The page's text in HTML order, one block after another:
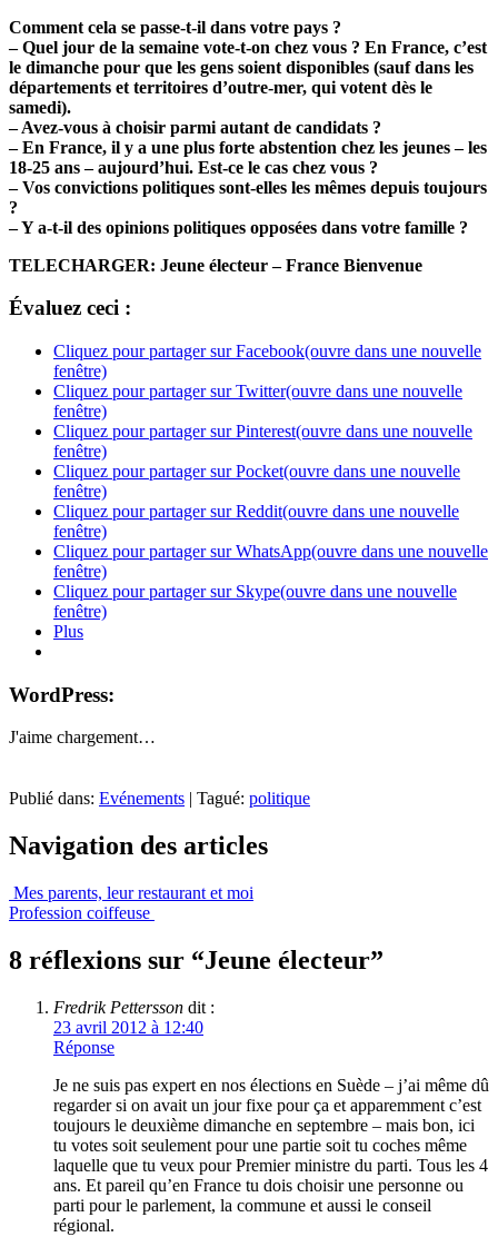
Comment cela se passe-t-il dans votre pays ?
– Quel jour de la semaine vote-t-on chez vous ? En France, c’est
le dimanche pour que les gens soient disponibles (sauf dans les
départements et territoires d’outre-mer, qui votent dès le
samedi).
– Avez-vous à choisir parmi autant de candidats ?
– En France, il y a une plus forte abstention chez les jeunes – les
18-25 ans – aujourd’hui. Est-ce le cas chez vous ?
– Vos convictions politiques sont-elles les mêmes depuis toujours
?
– Y a-t-il des opinions politiques opposées dans votre famille ?
TELECHARGER: Jeune électeur – France Bienvenue
Évaluez ceci :
Cliquez pour partager sur Facebook(ouvre dans une nouvelle
fenêtre)
Cliquez pour partager sur Twitter(ouvre dans une nouvelle
fenêtre)
Cliquez pour partager sur Pinterest(ouvre dans une nouvelle
fenêtre)
Cliquez pour partager sur Pocket(ouvre dans une nouvelle
fenêtre)
Cliquez pour partager sur Reddit(ouvre dans une nouvelle
fenêtre)
Cliquez pour partager sur WhatsApp(ouvre dans une nouvelle
fenêtre)
Cliquez pour partager sur Skype(ouvre dans une nouvelle
fenêtre)
Plus
WordPress:
J'aime chargement…
Publié dans: Evénements Tagué: politique
Navigation des articles
Mes parents, leur restaurant et moi
Profession coiffeuse
8 réflexions sur “Jeune électeur”
Fredrik Pettersson dit :
23 avril 2012 à 12:40
Réponse
Je ne suis pas expert en nos élections en Suède – j’ai même dû
regarder si on avait un jour fixe pour ça et apparemment c’est
toujours le deuxième dimanche en septembre – mais bon, ici
tu votes soit seulement pour une partie soit tu coches même
laquelle que tu veux pour Premier ministre du parti. Tous les 4
ans. Et pareil qu’en France tu dois choisir une personne ou
parti pour le parlement, la commune et aussi le conseil
régional.